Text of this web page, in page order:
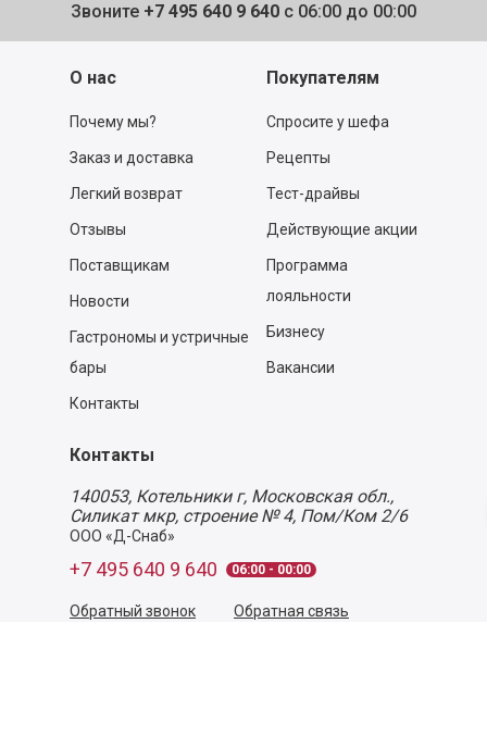
Звоните +7 495 640 9 640 с 06:00 до 00:00
О нас
Почему мы?
Заказ и доставка
Легкий возврат
Отзывы
Поставщикам
Новости
Гастрономы и устричные
бары
Контакты
Покупателям
Спросите у шефа
Рецепты
Тест-драйвы
Действующие акции
Программа
лояльности
Бизнесу
Вакансии
Контакты
140053, Котельники г, Московская обл.,
Силикат мкр, строение № 4, Пом/Ком 2/6
ООО «Д-Снаб»
+7 495 640 9 640 06:00 - 00:00
Обратный звонок Обратная связь